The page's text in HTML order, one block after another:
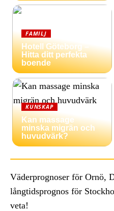
FAMILJ
Hotell Göteborg –
Hitta ditt perfekta
boende
KUNSKAP
Kan massage
minska migrän och
huvudvärk?
Väderprognoser för Ornö,
långtidsprognos för
veta!